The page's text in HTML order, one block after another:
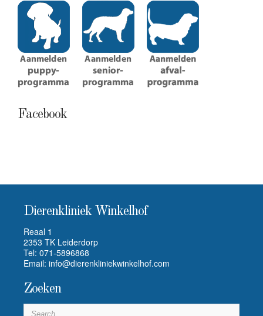
Facebook
Dierenkliniek Winkelhof
Reaal 1
2353 TK Leiderdorp
Tel: 071-5896868
Email: info@dierenkliniekwinkelhof.com
Zoeken